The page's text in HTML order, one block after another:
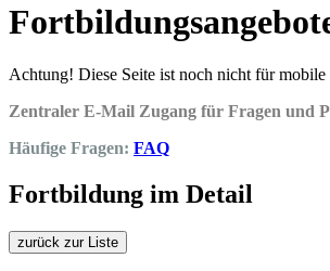
Achtung! Diese Seite ist noch nicht für
Zentraler E-Mail Zugang für Fragen und
Häufige Fragen: FAQ
Fortbildung im Detail
zurück zur Liste